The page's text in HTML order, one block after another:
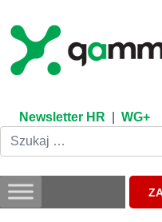
content
Newsletter HR WG+